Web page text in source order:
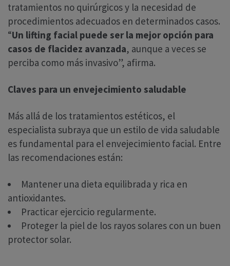
tratamientos no quirúrgicos y la necesidad de
procedimientos adecuados en determinados casos.
“Un lifting facial puede ser la mejor opción para
casos de flacidez avanzada, aunque a veces se
perciba como más invasivo”, afirma.
Claves para un envejecimiento saludable
Más allá de los tratamientos estéticos, el
especialista subraya que un estilo de vida saludable
es fundamental para el envejecimiento facial. Entre
las recomendaciones están:
Mantener una dieta equilibrada y rica en
antioxidantes.
Practicar ejercicio regularmente.
Proteger la piel de los rayos solares con un buen
protector solar.